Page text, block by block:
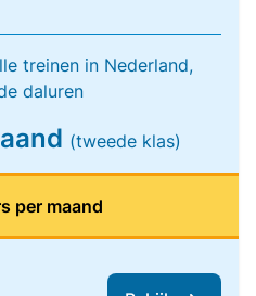
treinen in Nederland,
daluren
(tweede klas)
per maand